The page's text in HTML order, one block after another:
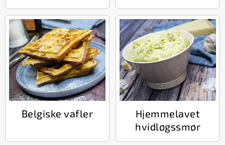
Belgiske vafler
Hjemmelavet
hvidløgssmør